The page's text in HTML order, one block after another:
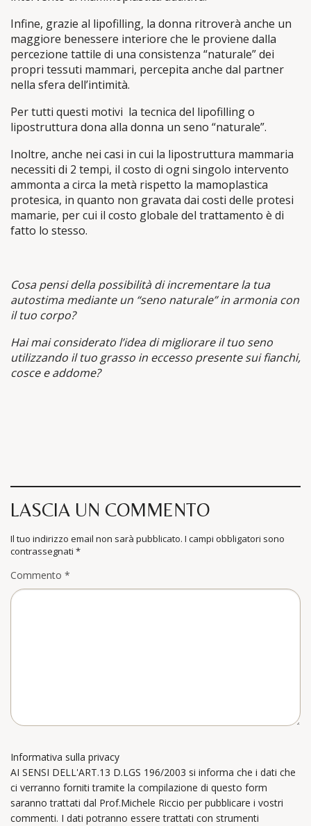
Infine, grazie al lipofilling, la donna ritroverà anche un
maggiore benessere interiore che le proviene dalla
percezione tattile di una consistenza “naturale” dei
propri tessuti mammari, percepita anche dal partner
nella sfera dell’intimità.
Per tutti questi motivi la tecnica del lipofilling o
lipostruttura dona alla donna un seno “naturale”.
Inoltre, anche nei casi in cui la lipostruttura mammaria
necessiti di 2 tempi, il costo di ogni singolo intervento
ammonta a circa la metà rispetto la mamoplastica
protesica, in quanto non gravata dai costi delle protesi
mamarie, per cui il costo globale del trattamento è di
fatto lo stesso.
Cosa pensi della possibilità di incrementare la tua
autostima mediante un “seno naturale” in armonia con
il tuo corpo?
Hai mai considerato l’idea di migliorare il tuo seno
utilizzando il tuo grasso in eccesso presente sui fianchi,
cosce e addome?
LASCIA UN COMMENTO
Il tuo indirizzo email non sarà pubblicato. I campi obbligatori sono
contrassegnati *
Commento *
Informativa sulla privacy
AI SENSI DELL'ART.13 D.LGS 196/2003 si informa che i dati che
ci verranno forniti tramite la compilazione di questo form
saranno trattati dal Prof.Michele Riccio per pubblicare i vostri
commenti. I dati potranno essere trattati con strumenti